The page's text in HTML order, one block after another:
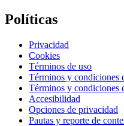
Políticas
Privacidad
Cookies
Términos de uso
Términos y
Términos y condiciones
Accesibilidad
Opciones de privacidad
Pautas y reporte de